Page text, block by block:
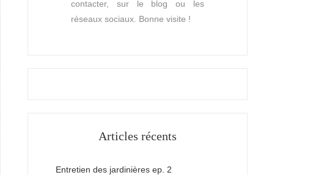
contacter, sur le blog ou les
réseaux sociaux. Bonne visite !
Articles récents
Entretien des jardinières ep. 2